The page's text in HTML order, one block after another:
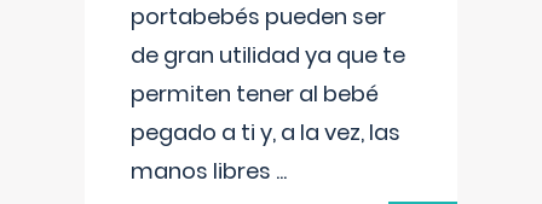
portabebés pueden ser
de gran utilidad ya que te
permiten tener al bebé
pegado a ti y, a la vez, las
manos libres ...